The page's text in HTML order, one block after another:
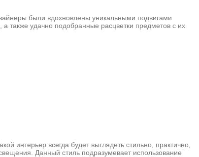
были вдохновлены уникальными подвигами
также удачно подобранные расцветки предметов с их
интерьер всегда будет выглядеть стильно, практично,
Данный стиль подразумевает использование